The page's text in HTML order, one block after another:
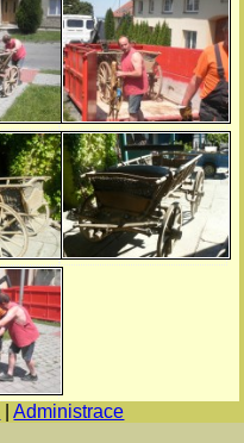
|Administrace